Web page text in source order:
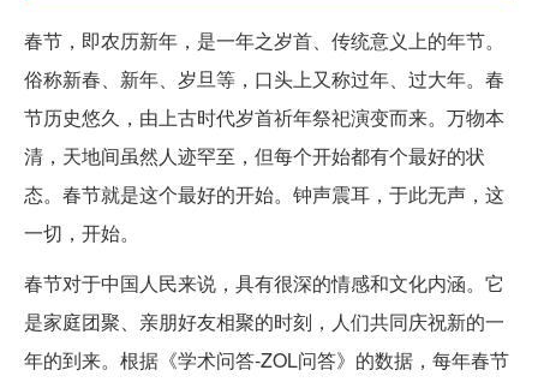
春节，即农历新年，是一年之岁首、传统意义上的年节。
俗称新春、新年、岁旦等，口头上又称过年、过大年。春
节历史悠久，由上古时代岁首祈年祭祀演变而来。万物本
清，天地间虽然人迹罕至，但每个开始都有个最好的状
态。春节就是这个最好的开始。钟声震耳，于此无声，这
一切，开始。
春节对于中国人民来说，具有很深的情感和文化内涵。它
是家庭团聚、亲朋好友相聚的时刻，人们共同庆祝新的一
年的到来。根据《学术问答-ZOL问答》的数据，每年春节